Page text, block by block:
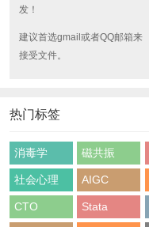
发！
建议首选gmail或者QQ邮箱来
接受文件。
热门标签
消毒学 磁共振
社会心理 AIGC
CTO Stata